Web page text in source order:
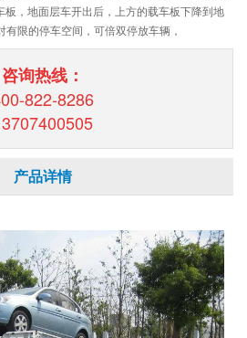
，地面层车开出后，上方的载车板下降到地
限的停车空间，可倍双停放车辆，
咨询热线：
822-8286
产品详情